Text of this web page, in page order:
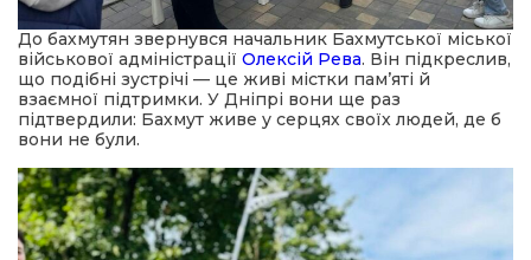
До бахмутян звернувся начальник Бахмутської міської
військової адміністрації Олексій Рева. Він підкреслив,
що подібні зустрічі — це живі містки пам’яті й
взаємної підтримки. У Дніпрі вони ще раз
підтвердили: Бахмут живе у серцях своїх людей, де б
вони не були.